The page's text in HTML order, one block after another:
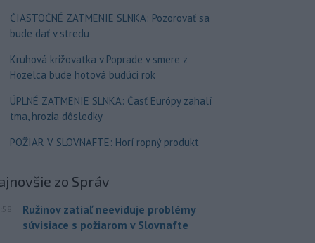
ČIASTOČNÉ ZATMENIE SLNKA: Pozorovať sa
bude dať v stredu
Kruhová križovatka v Poprade v smere z
Hozelca bude hotová budúci rok
ÚPLNÉ ZATMENIE SLNKA: Časť Európy zahalí
tma, hrozia dôsledky
POŽIAR V SLOVNAFTE: Horí ropný produkt
zo Správ
Ružinov zatiaľ neeviduje problémy
súvisiace s požiarom v Slovnafte